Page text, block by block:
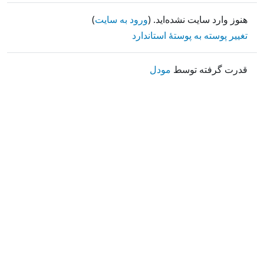
هنوز وارد سایت نشده‌اید. (ورود به سایت)
تغییر پوسته به پوستهٔ استاندارد
قدرت گرفته توسط مودل